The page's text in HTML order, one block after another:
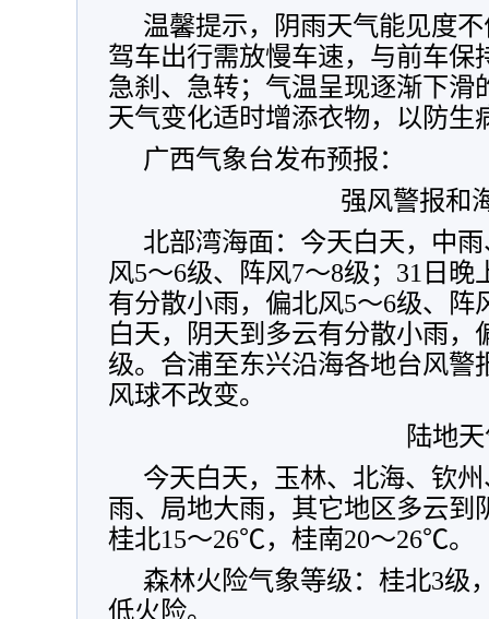
温馨提示，阴雨天气能见度
驾车出行需放慢车速，与前车保
急刹、急转；气温呈现逐渐下滑
天气变化适时增添衣物，以防生
广西气象台发布预报：
强风警报和
北部湾海面：今天白天，中
风5～6级、阵风7～8级；31日晚
有分散小雨，偏北风5～6级、阵
白天，阴天到多云有分散小雨，
级。合浦至东兴沿海各地台风警
风球不改变。
陆地天
今天白天，玉林、北海、钦
雨、局地大雨，其它地区多云到
桂北15～26℃，桂南20～26℃。
森林火险气象等级：桂北3级
低火险。